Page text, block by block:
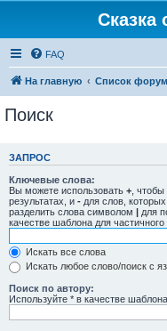
Сказка
FAQ
На главную Список
Поиск
ЗАПРОС
Ключевые слова:
Вы можете использовать + ,
результатах, и - для слов,
разделить слова символом | для
качестве шаблона для частичного
Искать все слова
Искать любое слово/поиск с
Поиск по автору:
Используйте * в качестве шаблона.